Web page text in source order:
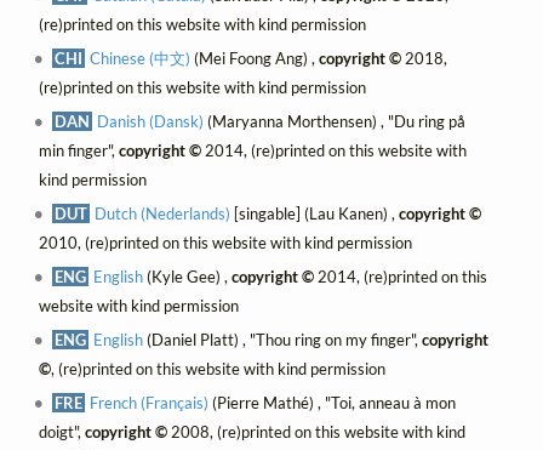
(re)printed on this website with kind permission
CHI Chinese (中文) (Mei Foong Ang) ,copyright © 2018,
(re)printed on this website with kind permission
DAN Danish (Dansk) (Maryanna Morthensen) , "Du ring på
min finger", copyright ©2014, (re)printed on this website with
kind permission
DUT Dutch (Nederlands) [singable] (Lau Kanen) ,copyright ©
2010, (re)printed on this website with kind permission
ENG English(Kyle Gee) ,copyright © 2014, (re)printed on this
website with kind permission
ENG English(Daniel Platt) , "Thou ring on my finger",copyright
©, (re)printed on this website with kind permission
FRE French (Français) (Pierre Mathé) , "Toi, anneau à mon
doigt", copyright ©2008, (re)printed on this website with kind